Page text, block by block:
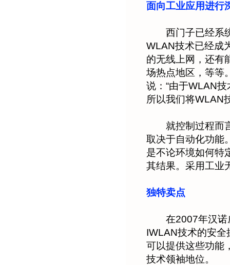
面向工业应用进行
西门子已经系统
WLAN技术已经成
的无线上网，还有
场热点地区，等等
说：“由于WLAN
所以我们将WLAN
就控制过程而言
取决于自动化功能
是不论环境如何特
其结果。采用工业
独特卖点
在2007年汉诺威
IWLAN技术的安
可以提供这些功能
技术领袖地位。